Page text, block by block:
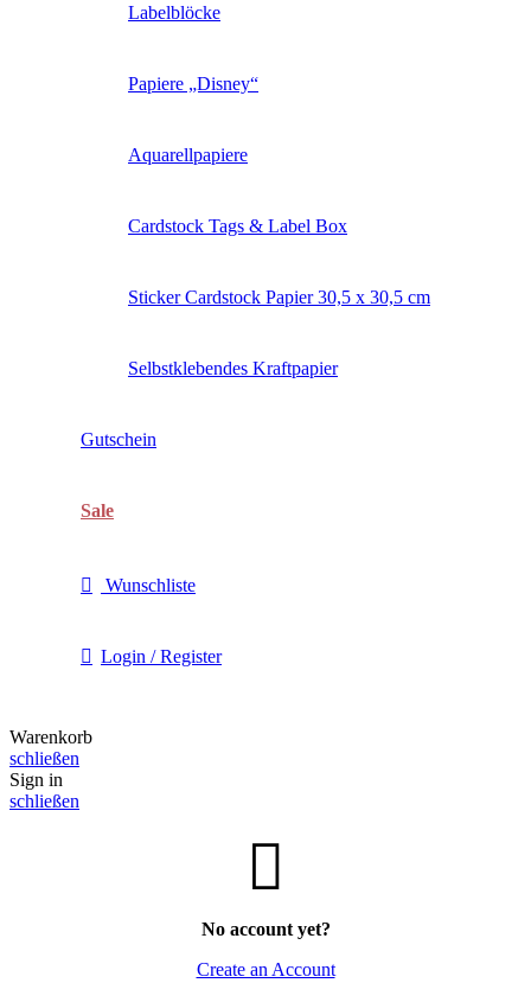
Labelblöcke
Papiere „Disney“
Aquarellpapiere
Cardstock Tags & Label Box
Sticker Cardstock Papier 30,5 x 30,5 cm
Selbstklebendes Kraftpapier
Gutschein
Sale
Wunschliste
Login / Register
Warenkorb
schließen
Sign in
schließen
No account yet?
Create an Account